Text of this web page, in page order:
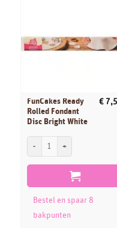
FunCakes Ready
Rolled Fondant
Disc Bright White
€
FunCakes Ready Rolled
Bestel en spaar 8
bakpunten